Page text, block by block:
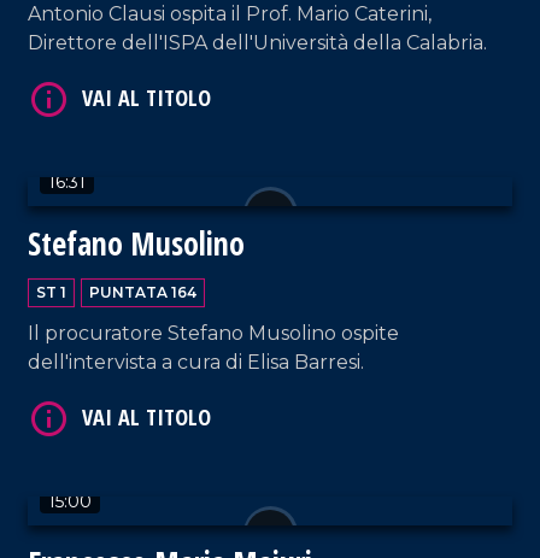
Antonio Clausi ospita il Prof. Mario Caterini,
Direttore dell'ISPA dell'Università della Calabria.
16:31
Stefano Musolino
ST 1 PUNTATA 164
Il procuratore Stefano Musolino ospite
dell'intervista a cura di Elisa Barresi.
15:00
VAI AL TITOLO
VAI AL TITOLO
VAI AL TITOLO